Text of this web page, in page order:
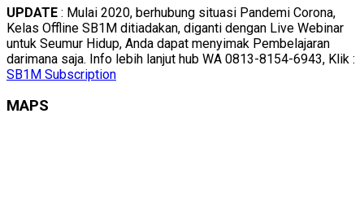
UPDATE : Mulai 2020, berhubung situasi Pandemi Corona,
Kelas Offline SB1M ditiadakan, diganti dengan Live Webinar
untuk Seumur Hidup, Anda dapat menyimak Pembelajaran
darimana saja. Info lebih lanjut hub WA 0813-8154-6943, Klik :
SB1M Subscription
MAPS